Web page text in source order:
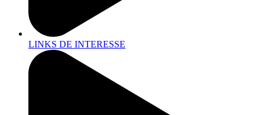
LINKS DE INTERESSE